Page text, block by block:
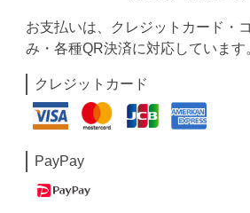
お支払いは、クレジットカード・
み・各種QR決済に対応しています
クレジットカード
PayPay